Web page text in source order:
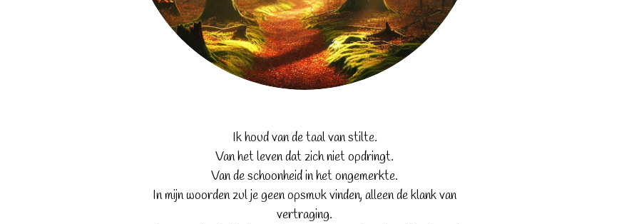
Ik houd van de taal van stilte.
Van het leven dat zich niet opdringt.
Van de schoonheid in het ongemerkte.
In mijn woorden zul je geen opsmuk vinden, alleen de klank van
vertraging.